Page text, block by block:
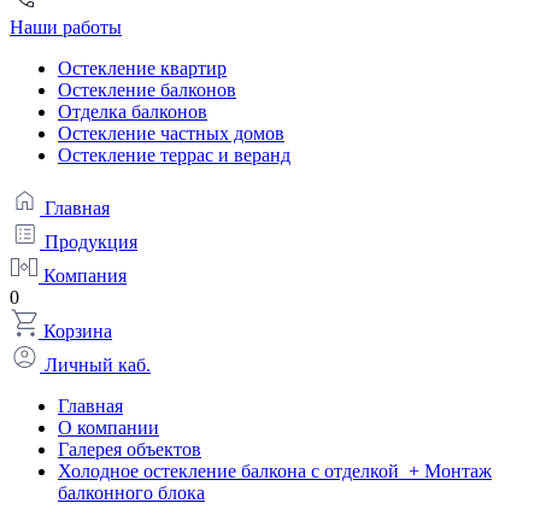
Наши работы
Остекление квартир
Остекление балконов
Отделка балконов
Остекление частных домов
Остекление террас и веранд
Главная
Продукция
Компания
0
Корзина
Личный каб.
Главная
О компании
Галерея объектов
Холодное остекление балкона с отделкой + Монтаж
балконного блока